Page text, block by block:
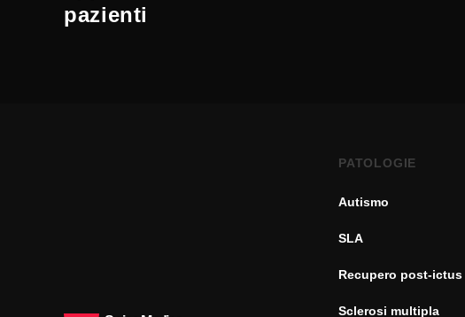
pazienti
PATOLOGIE
Autismo
SLA
Recupero post-ictus
Sclerosi multipla